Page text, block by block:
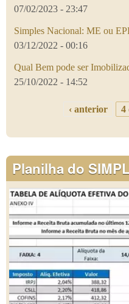
07/02/2023 - 23:47
Simples Nacional: ME ou
03/12/2022 - 00:16
Qual Bem pode ser
25/10/2022 - 14:52
‹ anterior 4
Planilha do